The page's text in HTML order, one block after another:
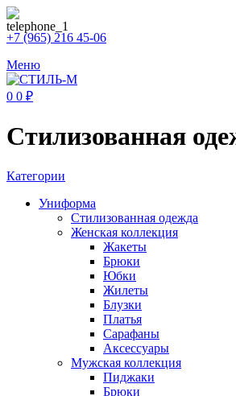
+7 (965) 216 45-06
Меню
0 0 ₽
Стилизованная
Категории
Униформа
Стилизованная одежда
Женская коллекция
Жакеты
Брюки
Юбки
Жилеты
Блузки
Платья
Сарафаны
Аксессуары
Мужская коллекция
Пиджаки
Брюки